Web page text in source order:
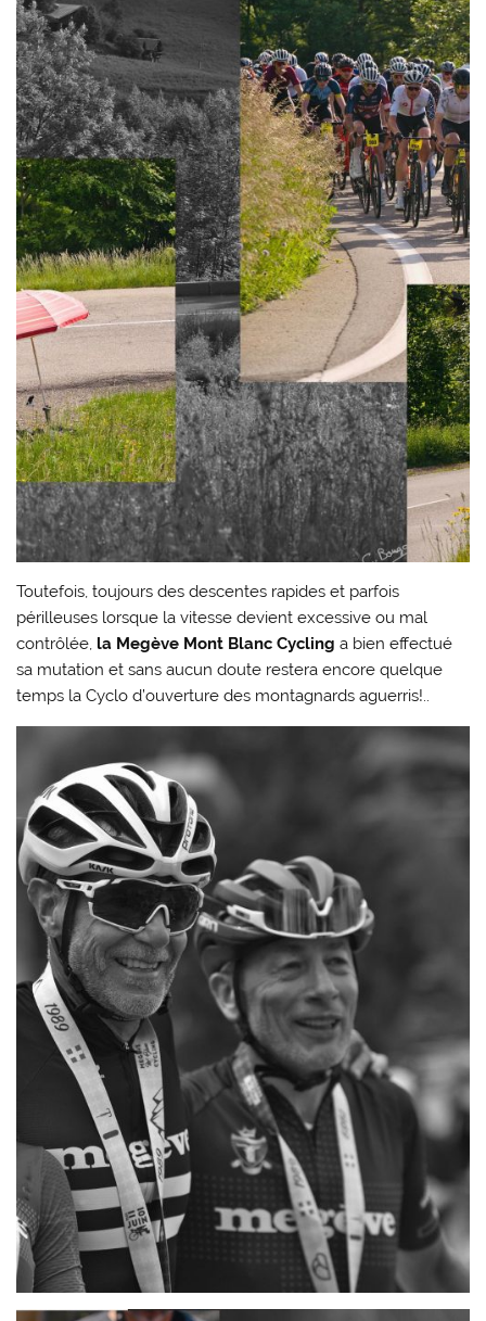
Toutefois, toujours des descentes rapides et parfois
périlleuses lorsque la vitesse devient excessive ou mal
contrôlée, la Megève Mont Blanc Cycling a bien effectué
sa mutation et sans aucun doute restera encore quelque
temps la Cyclo d’ouverture des montagnards aguerris!..